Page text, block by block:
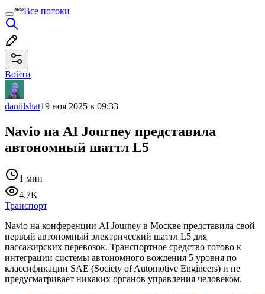
Все потоки
Войти
daniilshat19 ноя 2025 в 09:33
Navio на AI Journey представила
автономный шаттл L5
1 мин
4.7K
Транспорт
Navio на конференции AI Journey в Москве представила свой
первый автономный электрический шаттл L5 для
пассажирских перевозок. Транспортное средство готово к
интеграции системы автономного вождения 5 уровня по
классификации SAE (Society of Automotive Engineers) и не
предусматривает никаких органов управления человеком.